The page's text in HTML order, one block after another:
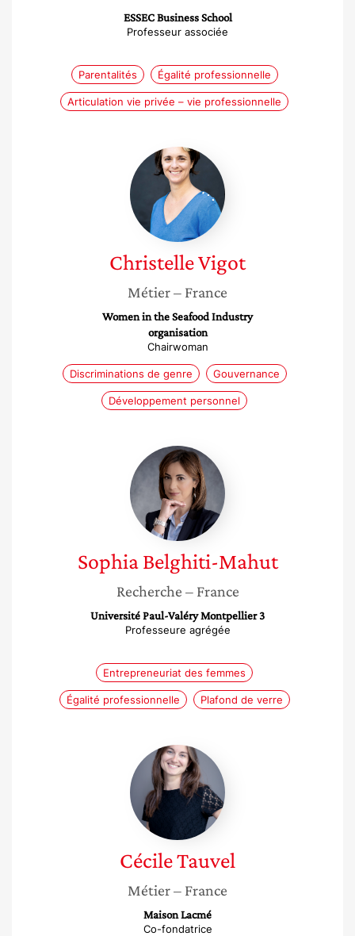
ESSEC Business School
Professeur associée
Parentalités Égalité professionnelle
Articulation vie privée – vie professionnelle
Christelle
Vigot
ChristelleVigot
Métier– France
Women in the Seafood Industry
organisation
Chairwoman
Discriminations de genre Gouvernance
Développement personnel
Sophia
Belghiti-
Mahut
Sophia Belghiti-Mahut
Recherche – France
Université Paul-Valéry Montpellier 3
Professeure agrégée
Entrepreneuriat des femmes
Égalité professionnelle Plafond de verre
Cécile
Tauvel
CécileTauvel
Métier– France
Maison Lacmé
Co-fondatrice